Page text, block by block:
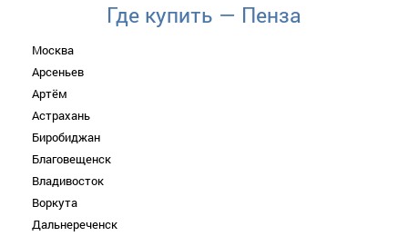
Где купить — Пенза
Москва
Арсеньев
Артём
Астрахань
Биробиджан
Благовещенск
Владивосток
Воркута
Дальнереченск